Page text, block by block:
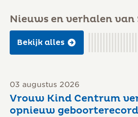
Nieuws en verhalen van
Bekijk alles
03 augustus 2026
Vrouw Kind Centrum
opnieuw geboorterecord